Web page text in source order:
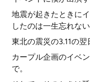
地震が起きたときに
したのは一生忘れな
東北の震災の3.11の翌
カープル企画のイベ
で。